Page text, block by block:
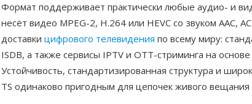
Формат поддерживает практически любые аудио- и
несёт видео MPEG-2, H.264 или HEVC со звуком AAC,
доставки цифрового телевидения по всему миру:
ISDB, а также сервисы IPTV и OTT-стриминга на
Устойчивость, стандартизированная структура и
TS одинаково пригодным для цепочек живого